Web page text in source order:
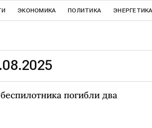
ЭКОНОМИКА ПОЛИТИКА ЭНЕРГЕТИКА
погибли два